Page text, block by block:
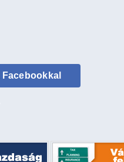
Facebookkal